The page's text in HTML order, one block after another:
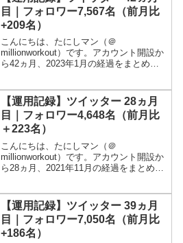
目｜フォロワー7,567名（前月比
+209名）
こんにちは、たにしマン（＠
millionworkout）です。アカウント開設か
ら42ヵ月、2023年1月の経過をまとめま
ーロンマスクが社員をクビにしすぎて人
手不足なよう...
【運用記録】ツイッター 28ヵ月
目｜フォロワー4,648名（前月比
＋223名）
こんにちは、たにしマン（＠
millionworkout）です。アカウント開設か
ら28ヵ月、2021年11月の経過をまとめま
を記録しました！ありがとうございま
す！ツイート...
【運用記録】ツイッター 39ヵ月
目｜フォロワー7,050名（前月比
+186名）